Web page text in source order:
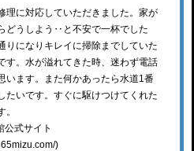
理に対応していただきました。家が
どうしよう‥と不安で一杯でした
りになりキレイに掃除までしていた
す。水が溢れてきた時、迷わず電話
います。また何かあったら水道1番
たいです。すぐに駆けつけてくれた
。
公式サイト
)